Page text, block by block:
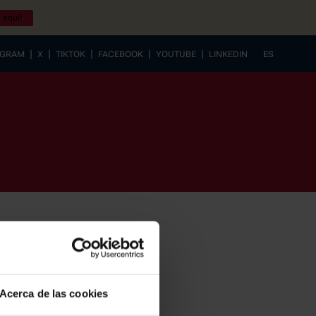
Acerca de las cookies
aquí!
| X | TIKTOK | FACEBOOK | YOUTUBE | LINKEDIN
ES